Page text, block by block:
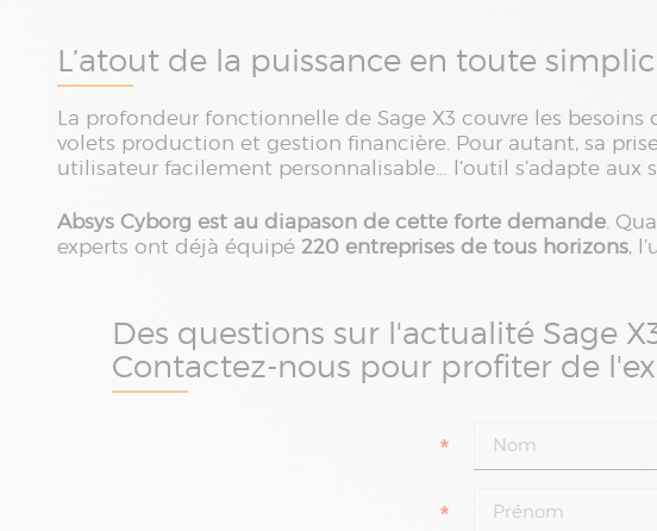
L’atout de la puissance en toute
La profondeur fonctionnelle de Sage X3 couvre les
volets production et gestion financière. Pour autant, sa
utilisateur facilement personnalisable… l’outil s’adapte
Absys Cyborg est au diapason de cette forte demande.
experts ont déjà équipé 220 entreprises de tous horizons,
Des questions sur l'actualité Sage
Contactez-nous pour profiter de
*
*